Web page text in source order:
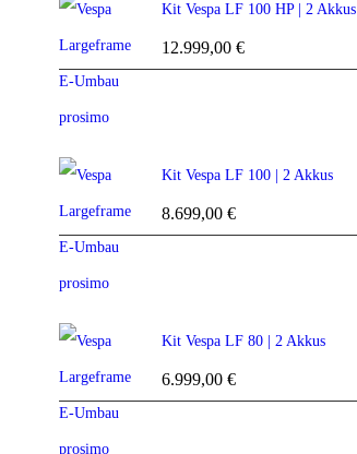
Kit Vespa LF 100 HP | 2 Akkus
12.999,00 €
Kit Vespa LF 100 | 2 Akkus
8.699,00 €
Kit Vespa LF 80 | 2 Akkus
6.999,00 €